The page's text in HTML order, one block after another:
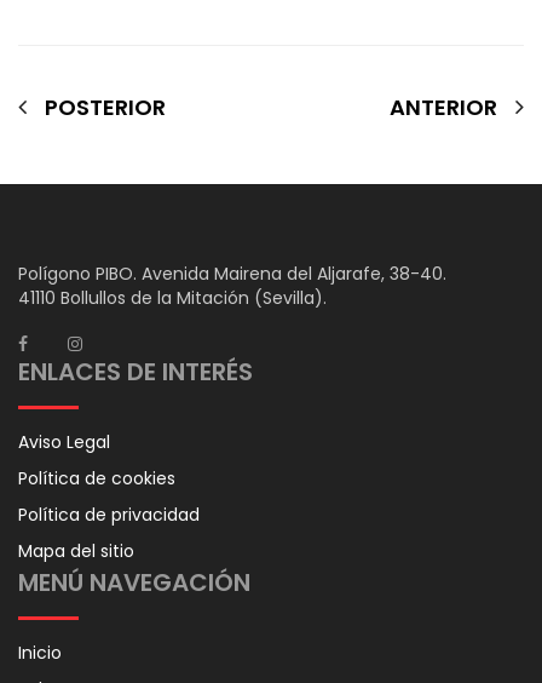
POSTERIOR ANTERIOR
Polígono PIBO. Avenida Mairena del Aljarafe, 38-40.
41110 Bollullos de la Mitación (Sevilla).
ENLACES DE INTERÉS
Aviso Legal
Política de cookies
Política de privacidad
Mapa del sitio
MENÚ NAVEGACIÓN
Inicio